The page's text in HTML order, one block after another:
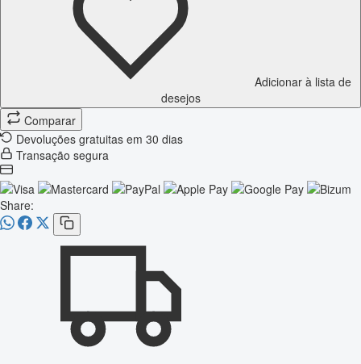
Adicionar à lista de
desejos
Comparar
Devoluções gratuitas em 30 dias
Transação segura
Share: